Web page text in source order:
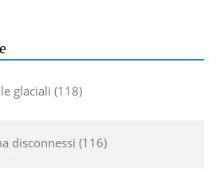
glaciali 118
disconnessi 116